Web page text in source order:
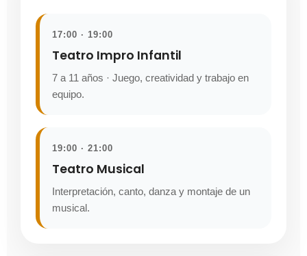
17:00 · 19:00
Teatro Impro Infantil
7 a 11 años · Juego, creatividad y trabajo en
equipo.
19:00 · 21:00
Teatro Musical
Interpretación, canto, danza y montaje de un
musical.